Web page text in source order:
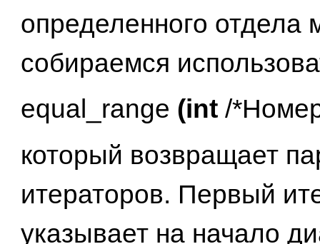
определенного отдела
собираемся
equal_range (int /
который возвращает
итераторов. Первый
указывает на начало